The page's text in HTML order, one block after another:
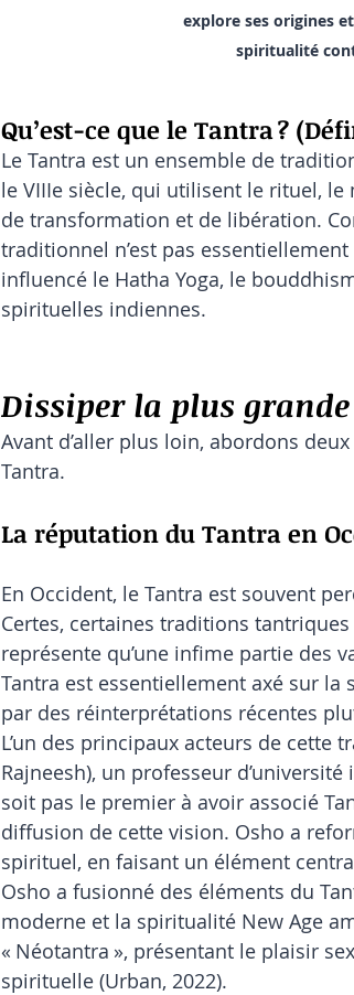
explore ses origines
spiritualité
Qu’est-ce que le Tantra ?
Le Tantra est un ensemble de
le VIIIe siècle, qui utilisent le rituel,
de transformation et de libération.
traditionnel n’est pas
influencé le Hatha Yoga, le
spirituelles indiennes.
Dissiper la plus
Avant d’aller plus loin, abordons
Tantra.
La réputation du Tantra en
En Occident, le Tantra est souvent
Certes, certaines traditions
représente qu’une infime partie des
Tantra est essentiellement axé sur
par des réinterprétations récentes
L’un des principaux acteurs de cette
Rajneesh), un professeur
soit pas le premier à avoir associé
diffusion de cette vision. Osho a
spirituel, en faisant un élément
Osho a fusionné des éléments du
moderne et la spiritualité New Age
« Néotantra », présentant le plaisir
spirituelle (Urban, 2022).